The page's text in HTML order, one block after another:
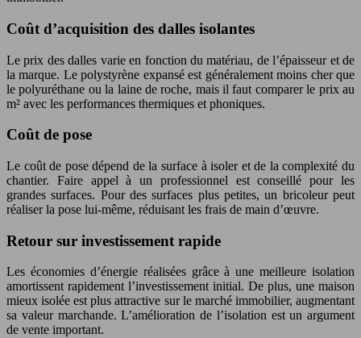
Coût d’acquisition des dalles isolantes
Le prix des dalles varie en fonction du matériau, de l’épaisseur et de
la marque. Le polystyrène expansé est généralement moins cher que
le polyuréthane ou la laine de roche, mais il faut comparer le prix au
m² avec les performances thermiques et phoniques.
Coût de pose
Le coût de pose dépend de la surface à isoler et de la complexité du
chantier. Faire appel à un professionnel est conseillé pour les
grandes surfaces. Pour des surfaces plus petites, un bricoleur peut
réaliser la pose lui-même, réduisant les frais de main d’œuvre.
Retour sur investissement rapide
Les économies d’énergie réalisées grâce à une meilleure isolation
amortissent rapidement l’investissement initial. De plus, une maison
mieux isolée est plus attractive sur le marché immobilier, augmentant
sa valeur marchande. L’amélioration de l’isolation est un argument
de vente important.